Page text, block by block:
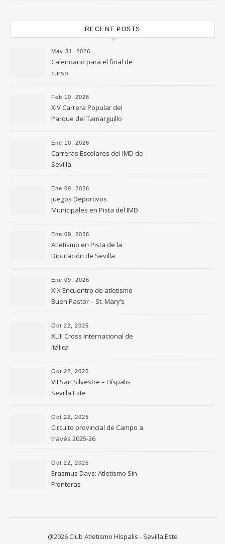
RECENT POSTS
May 31, 2026
Calendario para el final de
curso
Feb 10, 2026
XIV Carrera Popular del
Parque del Tamarguillo
Ene 10, 2026
Carreras Escolares del IMD de
Sevilla
Ene 09, 2026
Juegos Deportivos
Municipales en Pista del IMD
de Sevilla
Ene 09, 2026
Atletismo en Pista de la
Diputación de Sevilla
Ene 09, 2026
XIX Encuentro de atletismo
Buen Pastor – St. Mary’s
Oct 22, 2025
XLIII Cross Internacional de
Itálica
Oct 22, 2025
VII San Silvestre – Híspalis
Sevilla Este
Oct 22, 2025
Circuito provincial de Campo a
través 2025-26
Oct 22, 2025
Erasmus Days: Atletismo Sin
Fronteras
@2026 Club Atletismo Híspalis - Sevilla Este